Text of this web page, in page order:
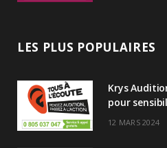
LES PLUS POPULAIRES
Krys
pour
12 MARS 2024